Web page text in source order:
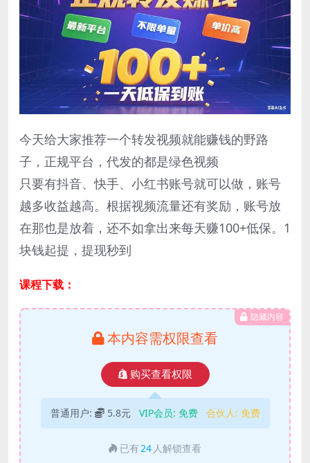
今天给大家推荐一个转发视频就能赚钱的野路
子，正规平台，代发的都是绿色视频
只要有抖音、快手、小红书账号就可以做，账号
越多收益越高。根据视频流量还有奖励，账号放
在那也是放着，还不如拿出来每天赚100+低保。1
块钱起提，提现秒到
课程下载：
隐藏内容
本内容需权限查看
购买查看权限
普通用户: 5.8元 VIP会员: 免费 合伙人: 免费
已有24 人解锁查看